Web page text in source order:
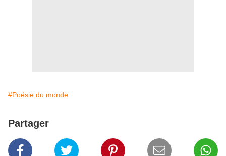
#Poésie du monde
Partager